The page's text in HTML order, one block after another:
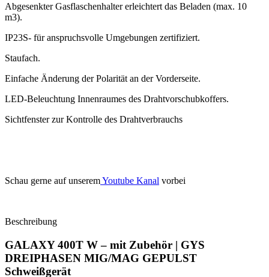
Abgesenkter Gasflaschenhalter erleichtert das Beladen (max. 10
m3).
IP23S- für anspruchsvolle Umgebungen zertifiziert.
Staufach.
Einfache Änderung der Polarität an der Vorderseite.
LED-Beleuchtung Innenraumes des Drahtvorschubkoffers.
Sichtfenster zur Kontrolle des Drahtverbrauchs
Schau gerne auf unseremYoutube Kanal vorbei
Beschreibung
GALAXY 400T W – mit Zubehör | GYS
DREIPHASEN MIG/MAG GEPULST
Schweißgerät